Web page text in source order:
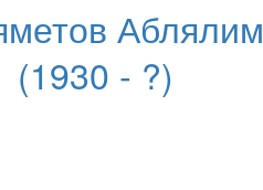
Аблялим
(1930 - ?)